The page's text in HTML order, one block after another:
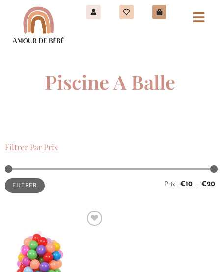
Piscine A Balle
Filtrer Par Prix
FILTRER Prix : €10 — €20